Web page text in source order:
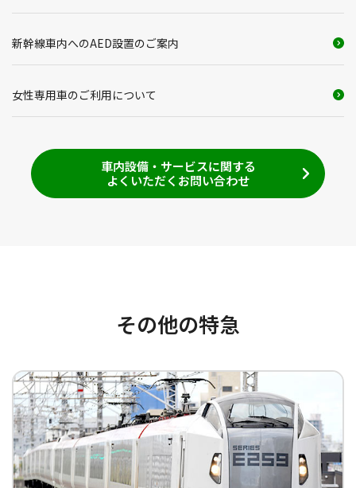
新幹線車内へのAED設置のご案内
女性専用車のご利用について
車内設備・サービスに関する
よくいただくお問い合わせ
その他の特急